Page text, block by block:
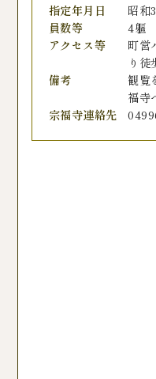
指定年月日
昭和
員数等
4軀
アクセス等
町営
り徒
備考
観覧
福寺
宗福寺連絡先